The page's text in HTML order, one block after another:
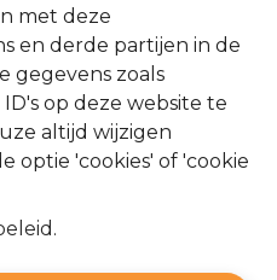
met deze
en derde partijen in de
gegevens zoals
op deze website te
altijd wijzigen
optie 'cookies' of 'cookie
.